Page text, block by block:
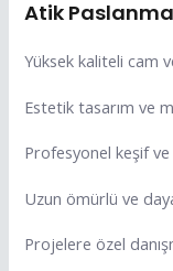
Atik
Yüksek kaliteli cam
Estetik tasarım ve
Profesyonel keşif
Uzun ömürlü ve
Projelere özel